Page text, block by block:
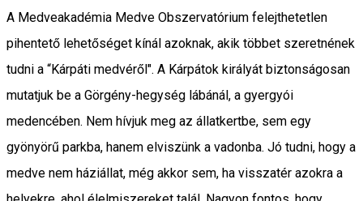
A Medveakadémia Medve Obszervatórium felejthetetlen
pihentető lehetőséget kínál azoknak, akik többet szeretnének
tudni a “Kárpáti medvéről". A Kárpátok királyát biztonságosan
mutatjuk be a Görgény-hegység lábánál, a gyergyói
medencében. Nem hívjuk meg az állatkertbe, sem egy
gyönyörű parkba, hanem elviszünk a vadonba. Jó tudni, hogy a
medve nem háziállat, még akkor sem, ha visszatér azokra a